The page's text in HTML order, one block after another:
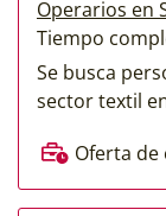
Operarios en
Tiempo
Se busca
sector textil
Oferta de